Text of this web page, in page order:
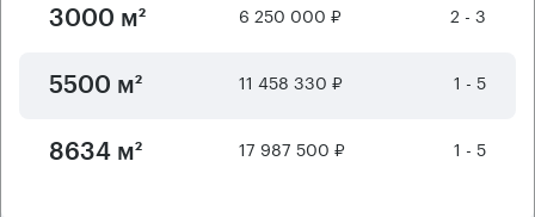
3000 м² 6 250 000 ₽ 2 - 3
5500 м² 11 458 330 ₽ 1 - 5
8634 м² 17 987 500 ₽ 1 - 5